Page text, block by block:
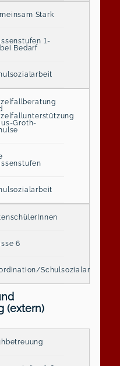
Stark
1-
Bedarf
Groth-
6
Schulsozialarbeit
(extern)